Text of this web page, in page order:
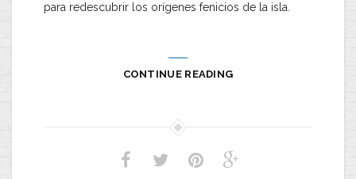
para redescubrir los orígenes fenicios de la isla.
CONTINUE READING